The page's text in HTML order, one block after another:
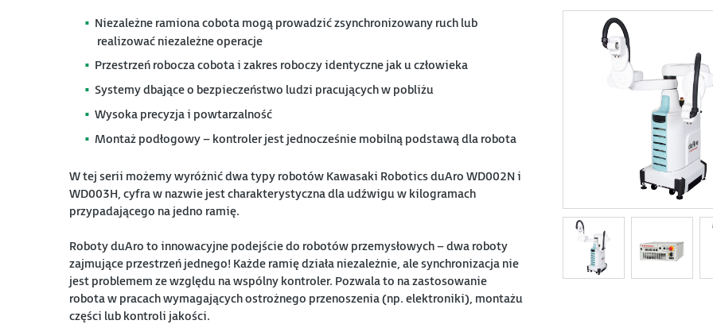
Niezależne ramiona cobota mogą prowadzić zsynchronizowany ruch lub
realizować niezależne operacje
Przestrzeń robocza cobota i zakres roboczy identyczne jak u człowieka
Systemy dbające o bezpieczeństwo ludzi pracujących w pobliżu
Wysoka precyzja i powtarzalność
Montaż podłogowy – kontroler jest jednocześnie mobilną podstawą dla robota
W tej serii możemy wyróżnić dwa typy robotów Kawasaki Robotics duAro WD002N i
WD003H, cyfra w nazwie jest charakterystyczna dla udźwigu w kilogramach
przypadającego na jedno ramię.
Roboty duAro to innowacyjne podejście do robotów przemysłowych – dwa roboty
zajmujące przestrzeń jednego! Każde ramię działa niezależnie, ale synchronizacja nie
jest problemem ze względu na wspólny kontroler. Pozwala to na zastosowanie
robota w pracach wymagających ostrożnego przenoszenia (np. elektroniki), montażu
części lub kontroli jakości.